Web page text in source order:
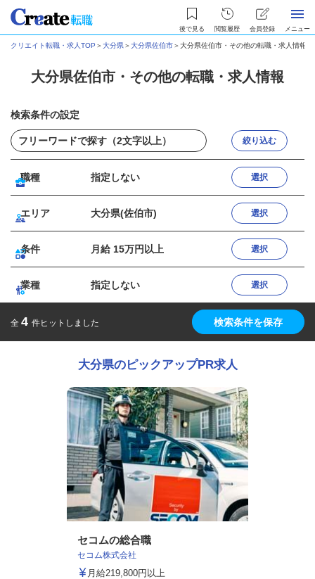
後で見る 閲覧履歴 会員登録 メニュー
クリエイト転職・求人TOP ＞大分県＞大分県佐伯市＞大分県佐伯市・その他の転職・求人情報
大分県佐伯市・その他の転職・求人情報
検索条件の設定
絞り込む
職種 指定しない 選択
エリア 大分県(佐伯市) 選択
条件 月給 15万円以上 選択
業種 指定しない 選択
全 4 件ヒットしました 検索条件を保存
大分県のピックアップPR求人
セコムの総合職
セコム株式会社
月給219,800円以上